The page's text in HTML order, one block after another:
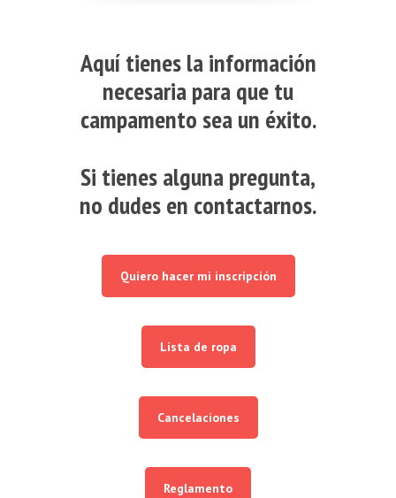
Aquí tienes la información
necesaria para que tu
campamento sea un éxito.
Si tienes alguna pregunta,
no dudes en contactarnos.
Quiero hacer mi inscripción
Lista de ropa
Cancelaciones
Reglamento